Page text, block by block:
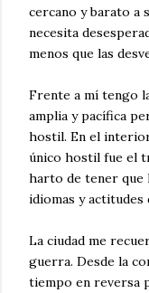
cercano y barato a
necesita
menos que las
Frente a mí tengo
amplia y pacífica
hostil. En el
único hostil fue el
harto de tener que
idiomas y actitudes
La ciudad me
guerra. Desde la
tiempo en reversa